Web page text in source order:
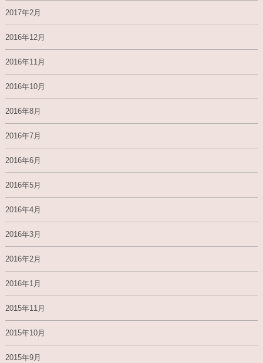
2017年2月
2016年12月
2016年11月
2016年10月
2016年8月
2016年7月
2016年6月
2016年5月
2016年4月
2016年3月
2016年2月
2016年1月
2015年11月
2015年10月
2015年9月